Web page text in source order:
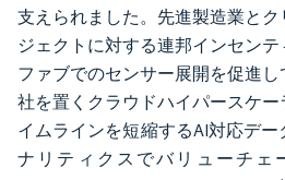
支えられました。先進製造業と
ジェクトに対する連邦インセン
ファブでのセンサー展開を促進
社を置くクラウドハイパースケ
イムラインを短縮するAI対応デ
ナリティクスでバリューチェ